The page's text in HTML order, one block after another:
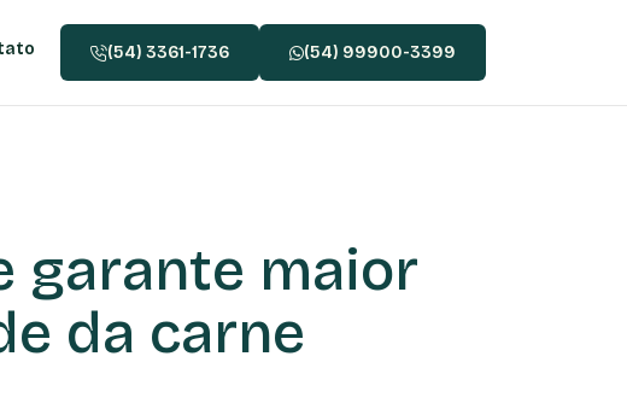
(54) 3361-1736 (54) 99900-3399
garante maior
da carne